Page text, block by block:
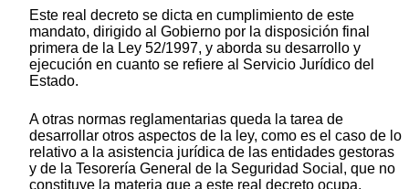
Este real decreto se dicta en cumplimiento de este
mandato, dirigido al Gobierno por la disposición final
primera de la Ley 52/1997, y aborda su desarrollo y
ejecución en cuanto se refiere al Servicio Jurídico del
Estado.
A otras normas reglamentarias queda la tarea de
desarrollar otros aspectos de la ley, como es el caso de lo
relativo a la asistencia jurídica de las entidades gestoras
y de la Tesorería General de la Seguridad Social, que no
constituye la materia que a este real decreto ocupa,